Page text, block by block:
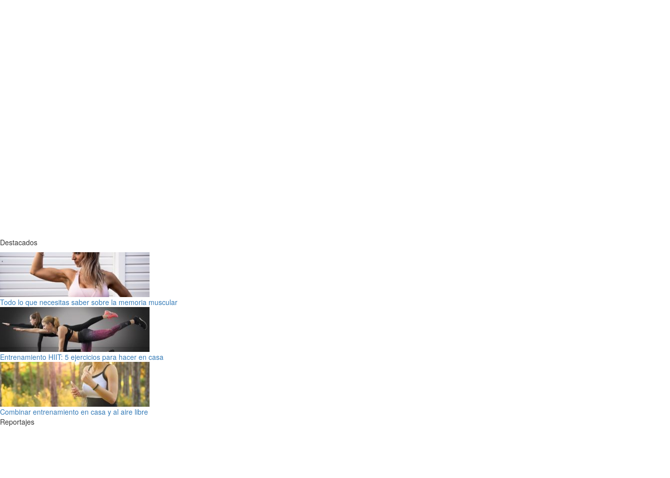
Destacados
Todo lo que necesitas saber sobre la memoria muscular
Entrenamiento HIIT: 5 ejercicios para hacer en casa
Combinar entrenamiento en casa y al aire libre
Reportajes